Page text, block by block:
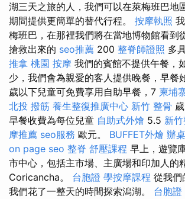
湖三天之旅的人，我們可以在萊梅班巴地
期間提供更簡單的替代行程。 按摩執照
梅班巴，在那裡我們將在當地博物館看到
搶救出來的 seo推薦 200 整脊師證照 多
推拿 桃園 按摩 我們的賓館不提供午餐，
少，我們會為親愛的客人提供晚餐，早餐
歲以下兒童可免費享用自助早餐，7 柬埔
北投 撥筋 養生整復推廣中心 新竹 整骨
早餐收費為每位兒童 自助式外燴 5.5 新
摩推薦 seo服務 歐元。 BUFFET外燴 辦
on page seo 整脊 舒壓課程 早上，遊覽
市中心，包括主市場、主廣場和印加人的
Coricancha。 台胞證 學按摩課程 從我們
我們花了一整天的時間探索潟湖。 台胞證